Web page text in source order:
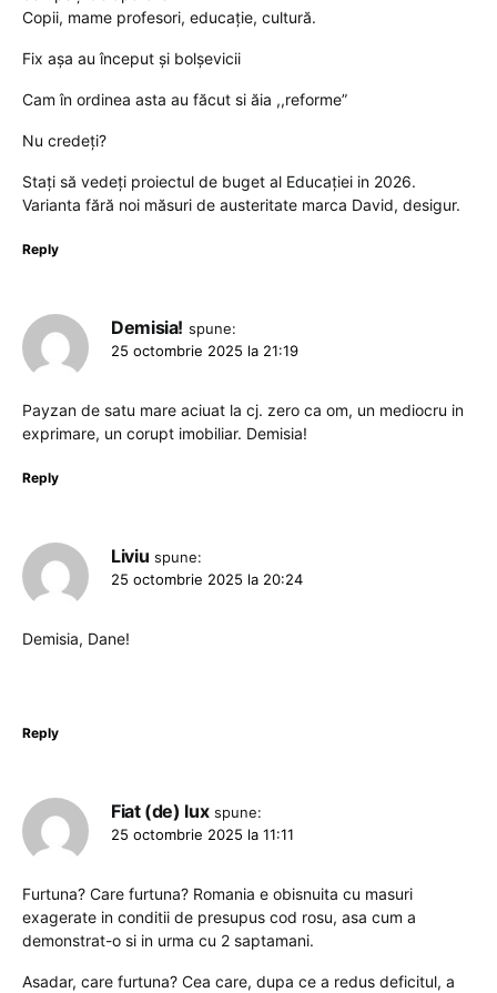
Copii, mame profesori, educație, cultură.
Fix așa au început și bolșevicii
Cam în ordinea asta au făcut si ăia ,,reforme”
Nu credeți?
Stați să vedeți proiectul de buget al Educației in 2026.
Varianta fără noi măsuri de austeritate marca David, desigur.
Reply
Demisia! spune:
25 octombrie 2025 la 21:19
Payzan de satu mare aciuat la cj. zero ca om, un mediocru in
exprimare, un corupt imobiliar. Demisia!
Reply
Liviu spune:
25 octombrie 2025 la 20:24
Demisia, Dane!
Reply
Fiat (de) lux spune:
25 octombrie 2025 la 11:11
Furtuna? Care furtuna? Romania e obisnuita cu masuri
exagerate in conditii de presupus cod rosu, asa cum a
demonstrat-o si in urma cu 2 saptamani.
Asadar, care furtuna? Cea care, dupa ce a redus deficitul, a